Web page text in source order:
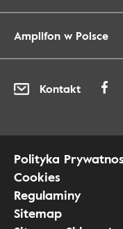
Amplifon w Polsce
Kontakt
Polityka
Cookies
Regulaminy
Sitemap